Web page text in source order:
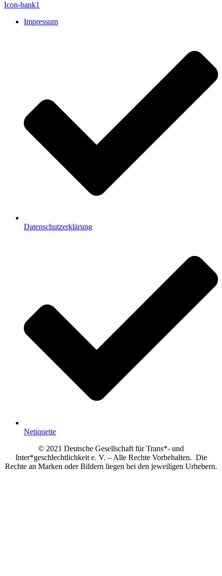
Icon-bank1
Impressum
Datenschutzerklärung
Netiquette
© 2021 Deutsche Gesellschaft für Trans*- und
Inter*geschlechtlichkeit e. V. – Alle Rechte Vorbehalten. Die
Rechte an Marken oder Bildern liegen bei den jeweiligen Urhebern.